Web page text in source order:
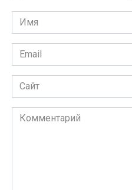
Имя
Email
Сайт
Комментарий